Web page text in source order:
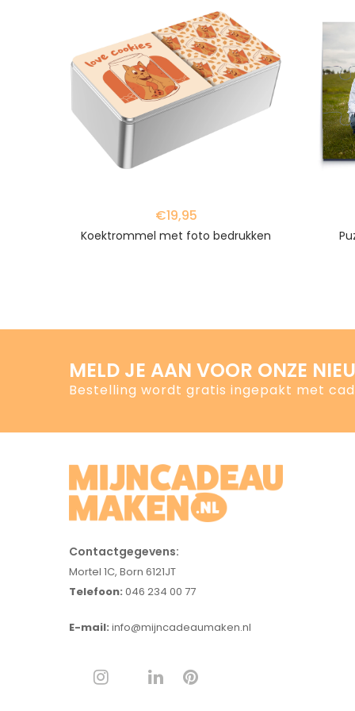
€19,95
Koektrommel met foto bedrukken
MELD JE AAN VOOR ONZE
Bestelling wordt gratis ingepakt met
Contactgegevens:
Mortel 1C, Born 6121JT
Telefoon: 046 234 00 77
E-mail: info@mijncadeaumaken.nl